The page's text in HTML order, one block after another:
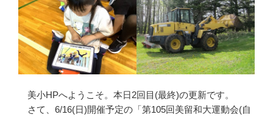
美小HPへようこそ。本日2回目(最終)の更新です。
さて、6/16(日)開催予定の「第105回美留和大運動会(自